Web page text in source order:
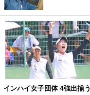
インハイ女子団体 4強出揃う